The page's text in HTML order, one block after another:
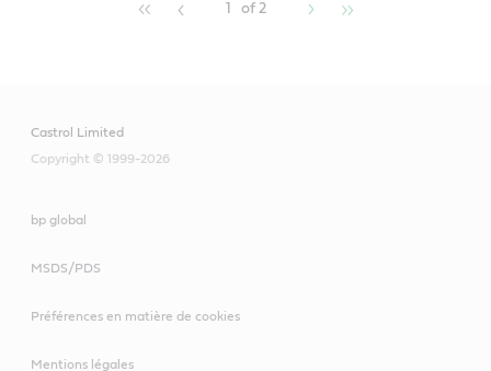
1 of 2
Castrol Limited
Copyright © 1999-2026
bp global
MSDS/PDS
Préférences en matière de cookies
Mentions légales